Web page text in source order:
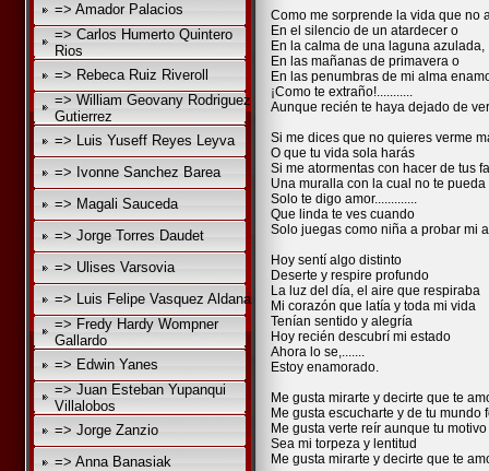
=> Amador Palacios
=> Carlos Humerto Quintero
Rios
=> Rebeca Ruiz Riveroll
=> William Geovany Rodriguez
Gutierrez
=> Luis Yuseff Reyes Leyva
=> Ivonne Sanchez Barea
=> Magali Sauceda
=> Jorge Torres Daudet
=> Ulises Varsovia
=> Luis Felipe Vasquez Aldana
=> Fredy Hardy Wompner
Gallardo
=> Edwin Yanes
=> Juan Esteban Yupanqui
Villalobos
=> Jorge Zanzio
=> Anna Banasiak
Como me sorprende la vida que no
En el silencio de un atardecer o
En la calma de una laguna azulada,
En las mañanas de primavera o
En las penumbras de mi alma
¡Como te extraño!...........
Aunque recién te haya dejado de
Si me dices que no quieres verme
O que tu vida sola harás
Si me atormentas con hacer de tus
Una muralla con la cual no te pueda
Solo te digo amor.............
Que linda te ves cuando
Solo juegas como niña a probar mi
Hoy sentí algo distinto
Deserte y respire profundo
La luz del día, el aire que respiraba
Mi corazón que latía y toda mi vida
Tenían sentido y alegría
Hoy recién descubrí mi estado
Ahora lo se,.......
Estoy enamorado.
Me gusta mirarte y decirte que te
Me gusta escucharte y de tu mundo
Me gusta verte reír aunque tu motivo
Sea mi torpeza y lentitud
Me gusta mirarte y decirte que te